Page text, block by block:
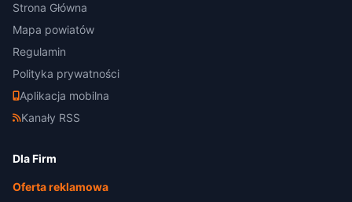
Strona Główna
Mapa powiatów
Regulamin
Polityka prywatności
Aplikacja mobilna
Kanały RSS
Dla Firm
Oferta reklamowa